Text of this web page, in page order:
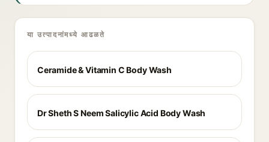
या उत्पादनांमध्ये आढळते
Ceramide & Vitamin C Body Wash
Dr Sheth S Neem Salicylic Acid Body Wash